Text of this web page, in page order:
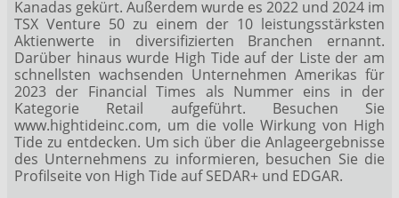
Kanadas gekürt. Außerdem wurde es 2022 und 2024 im
TSX Venture 50 zu einem der 10 leistungsstärksten
Aktienwerte in diversifizierten Branchen ernannt.
Darüber hinaus wurde High Tide auf der Liste der am
schnellsten wachsenden Unternehmen Amerikas für
2023 der Financial Times als Nummer eins in der
Kategorie Retail aufgeführt. Besuchen Sie
www.hightideinc.com, um die volle Wirkung von High
Tide zu entdecken. Um sich über die Anlageergebnisse
des Unternehmens zu informieren, besuchen Sie die
Profilseite von High Tide auf SEDAR+ und EDGAR.